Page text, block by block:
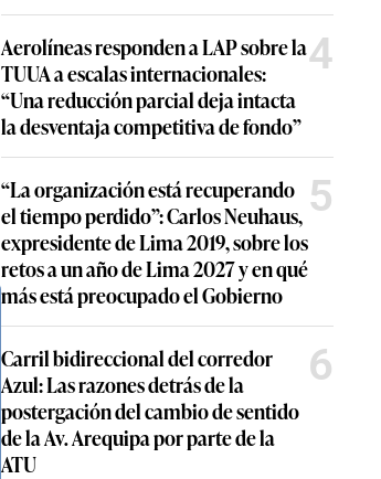
Aerolíneas responden a LAP sobre la
TUUA a escalas internacionales:
“Una reducción parcial deja intacta
la desventaja competitiva de fondo”
4
“La organización está recuperando
el tiempo perdido”: Carlos Neuhaus,
expresidente de Lima 2019, sobre los
retos a un año de Lima 2027 y en qué
más está preocupado el Gobierno
5
Carril bidireccional del corredor
Azul: Las razones detrás de la
postergación del cambio de sentido
de la Av. Arequipa por parte de la
ATU
6